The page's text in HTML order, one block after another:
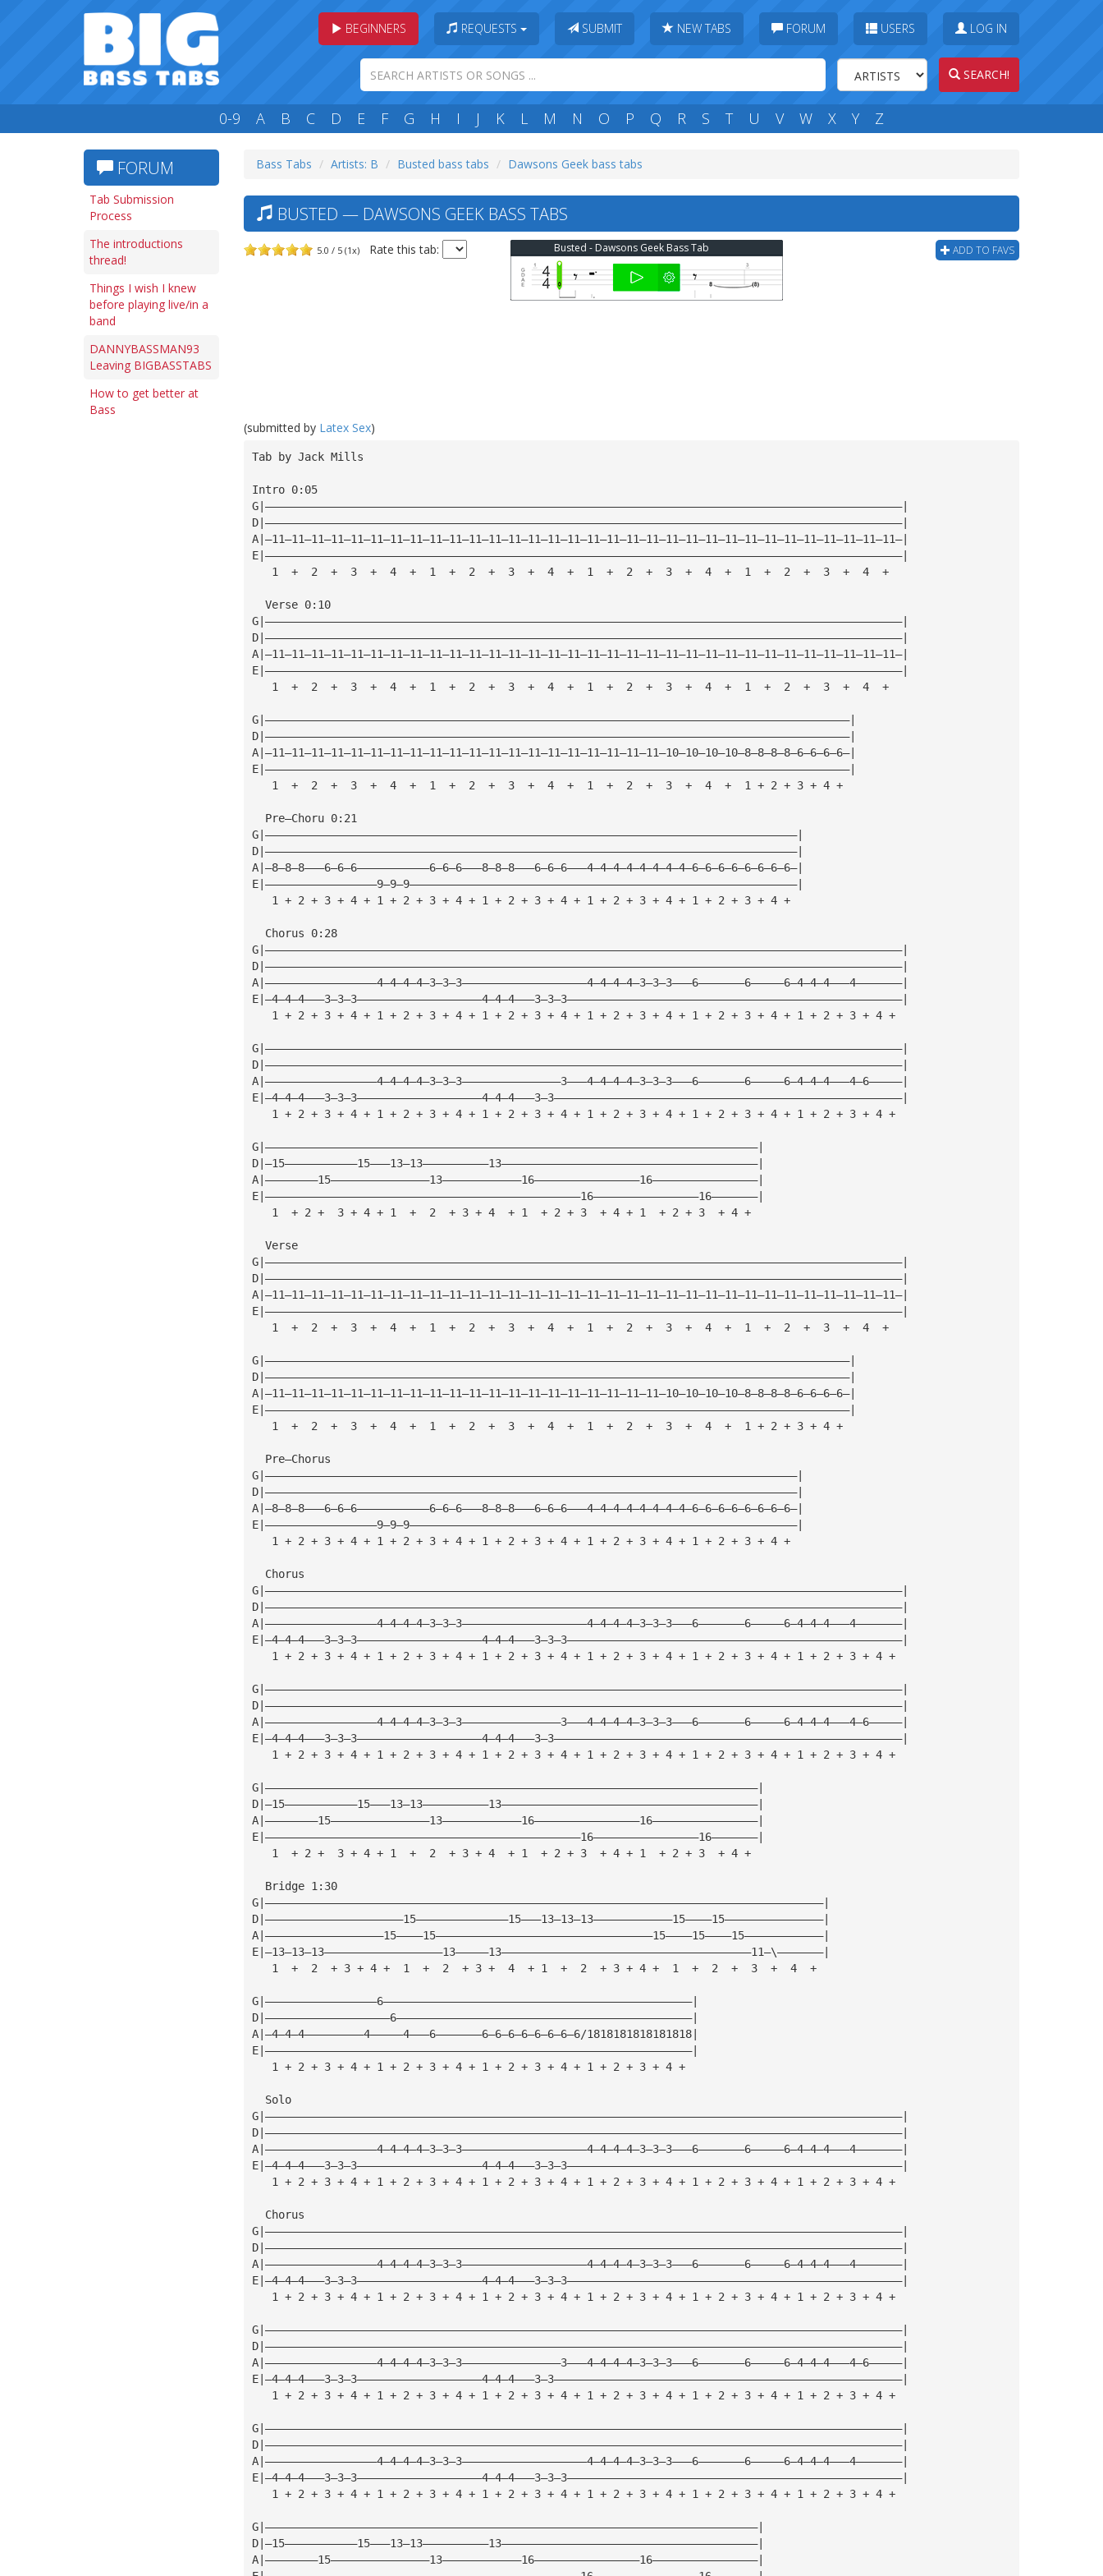
BEGINNERS REQUESTS SUBMIT NEW TABS FORUM USERS LOG IN
SEARCH!
0-9 A B C D E F G H I J K L M N O P Q R S T U V W X Y Z
FORUM
Tab Submission
Process
The introductions
thread!
Things I wish I knew
before playing live/in a
band
DANNYBASSMAN93
Leaving BIGBASSTABS
How to get better at
Bass
Bass Tabs Artists: B Busted bass tabs Dawsons Geek bass tabs
BUSTED — DAWSONS GEEK BASS TABS
5.0 / 5 (1x) Rate this tab: ADD TO FAVS
Busted - Dawsons Geek Bass Tab
(submitted by Latex Sex)
Tab by Jack Mills
Intro 0:05
G|—————————————————————————————————————————————————————————————————————————————————————————————————|
D|—————————————————————————————————————————————————————————————————————————————————————————————————|
A|—11—11—11—11—11—11—11—11—11—11—11—11—11—11—11—11—11—11—11—11—11—11—11—11—11—11—11—11—11—11—11—11—|
E|—————————————————————————————————————————————————————————————————————————————————————————————————|
   1  +  2  +  3  +  4  +  1  +  2  +  3  +  4  +  1  +  2  +  3  +  4  +  1  +  2  +  3  +  4  +
  Verse 0:10
G|—————————————————————————————————————————————————————————————————————————————————————————————————|
D|—————————————————————————————————————————————————————————————————————————————————————————————————|
A|—11—11—11—11—11—11—11—11—11—11—11—11—11—11—11—11—11—11—11—11—11—11—11—11—11—11—11—11—11—11—11—11—|
E|—————————————————————————————————————————————————————————————————————————————————————————————————|
   1  +  2  +  3  +  4  +  1  +  2  +  3  +  4  +  1  +  2  +  3  +  4  +  1  +  2  +  3  +  4  +
G|—————————————————————————————————————————————————————————————————————————————————————————|
D|—————————————————————————————————————————————————————————————————————————————————————————|
A|—11—11—11—11—11—11—11—11—11—11—11—11—11—11—11—11—11—11—11—11—10—10—10—10—8—8—8—8—6—6—6—6—|
E|—————————————————————————————————————————————————————————————————————————————————————————|
   1  +  2  +  3  +  4  +  1  +  2  +  3  +  4  +  1  +  2  +  3  +  4  +  1 + 2 + 3 + 4 +
  Pre—Choru 0:21
G|—————————————————————————————————————————————————————————————————————————————————|
D|—————————————————————————————————————————————————————————————————————————————————|
A|—8—8—8———6—6—6———————————6—6—6———8—8—8———6—6—6———4—4—4—4—4—4—4—4—6—6—6—6—6—6—6—6—|
E|—————————————————9—9—9———————————————————————————————————————————————————————————|
   1 + 2 + 3 + 4 + 1 + 2 + 3 + 4 + 1 + 2 + 3 + 4 + 1 + 2 + 3 + 4 + 1 + 2 + 3 + 4 +
  Chorus 0:28
G|—————————————————————————————————————————————————————————————————————————————————————————————————|
D|—————————————————————————————————————————————————————————————————————————————————————————————————|
A|—————————————————4—4—4—4—3—3—3———————————————————4—4—4—4—3—3—3———6———————6—————6—4—4—4———4———————|
E|—4—4—4———3—3—3———————————————————4—4—4———3—3—3———————————————————————————————————————————————————|
   1 + 2 + 3 + 4 + 1 + 2 + 3 + 4 + 1 + 2 + 3 + 4 + 1 + 2 + 3 + 4 + 1 + 2 + 3 + 4 + 1 + 2 + 3 + 4 +
G|—————————————————————————————————————————————————————————————————————————————————————————————————|
D|—————————————————————————————————————————————————————————————————————————————————————————————————|
A|—————————————————4—4—4—4—3—3—3———————————————3———4—4—4—4—3—3—3———6———————6—————6—4—4—4———4—6—————|
E|—4—4—4———3—3—3———————————————————4—4—4———3—3—————————————————————————————————————————————————————|
   1 + 2 + 3 + 4 + 1 + 2 + 3 + 4 + 1 + 2 + 3 + 4 + 1 + 2 + 3 + 4 + 1 + 2 + 3 + 4 + 1 + 2 + 3 + 4 +
G|———————————————————————————————————————————————————————————————————————————|
D|—15———————————15———13—13——————————13———————————————————————————————————————|
A|————————15———————————————13————————————16————————————————16————————————————|
E|————————————————————————————————————————————————16————————————————16———————|
   1  + 2 +  3 + 4 + 1  +  2  + 3 + 4  + 1  + 2 + 3  + 4 + 1  + 2 + 3  + 4 +
  Verse
G|—————————————————————————————————————————————————————————————————————————————————————————————————|
D|—————————————————————————————————————————————————————————————————————————————————————————————————|
A|—11—11—11—11—11—11—11—11—11—11—11—11—11—11—11—11—11—11—11—11—11—11—11—11—11—11—11—11—11—11—11—11—|
E|—————————————————————————————————————————————————————————————————————————————————————————————————|
   1  +  2  +  3  +  4  +  1  +  2  +  3  +  4  +  1  +  2  +  3  +  4  +  1  +  2  +  3  +  4  +
G|—————————————————————————————————————————————————————————————————————————————————————————|
D|—————————————————————————————————————————————————————————————————————————————————————————|
A|—11—11—11—11—11—11—11—11—11—11—11—11—11—11—11—11—11—11—11—11—10—10—10—10—8—8—8—8—6—6—6—6—|
E|—————————————————————————————————————————————————————————————————————————————————————————|
   1  +  2  +  3  +  4  +  1  +  2  +  3  +  4  +  1  +  2  +  3  +  4  +  1 + 2 + 3 + 4 +
  Pre—Chorus
G|—————————————————————————————————————————————————————————————————————————————————|
D|—————————————————————————————————————————————————————————————————————————————————|
A|—8—8—8———6—6—6———————————6—6—6———8—8—8———6—6—6———4—4—4—4—4—4—4—4—6—6—6—6—6—6—6—6—|
E|—————————————————9—9—9———————————————————————————————————————————————————————————|
   1 + 2 + 3 + 4 + 1 + 2 + 3 + 4 + 1 + 2 + 3 + 4 + 1 + 2 + 3 + 4 + 1 + 2 + 3 + 4 +
  Chorus
G|—————————————————————————————————————————————————————————————————————————————————————————————————|
D|—————————————————————————————————————————————————————————————————————————————————————————————————|
A|—————————————————4—4—4—4—3—3—3———————————————————4—4—4—4—3—3—3———6———————6—————6—4—4—4———4———————|
E|—4—4—4———3—3—3———————————————————4—4—4———3—3—3———————————————————————————————————————————————————|
   1 + 2 + 3 + 4 + 1 + 2 + 3 + 4 + 1 + 2 + 3 + 4 + 1 + 2 + 3 + 4 + 1 + 2 + 3 + 4 + 1 + 2 + 3 + 4 +
G|—————————————————————————————————————————————————————————————————————————————————————————————————|
D|—————————————————————————————————————————————————————————————————————————————————————————————————|
A|—————————————————4—4—4—4—3—3—3———————————————3———4—4—4—4—3—3—3———6———————6—————6—4—4—4———4—6—————|
E|—4—4—4———3—3—3———————————————————4—4—4———3—3—————————————————————————————————————————————————————|
   1 + 2 + 3 + 4 + 1 + 2 + 3 + 4 + 1 + 2 + 3 + 4 + 1 + 2 + 3 + 4 + 1 + 2 + 3 + 4 + 1 + 2 + 3 + 4 +
G|———————————————————————————————————————————————————————————————————————————|
D|—15———————————15———13—13——————————13———————————————————————————————————————|
A|————————15———————————————13————————————16————————————————16————————————————|
E|————————————————————————————————————————————————16————————————————16———————|
   1  + 2 +  3 + 4 + 1  +  2  + 3 + 4  + 1  + 2 + 3  + 4 + 1  + 2 + 3  + 4 +
  Bridge 1:30
G|—————————————————————————————————————————————————————————————————————————————————————|
D|—————————————————————15——————————————15———13—13—13————————————15————15———————————————|
A|——————————————————15————15—————————————————————————————————15————15————15————————————|
E|—13—13—13——————————————————13—————13——————————————————————————————————————11—\———————|
   1  +  2  + 3 + 4 +  1  +  2  + 3 +  4  + 1  +  2  + 3 + 4 +  1  +  2  +  3  +  4  +
G|—————————————————6———————————————————————————————————————————————|
D|———————————————————6—————————————————————————————————————————————|
A|—4—4—4—————————4—————4———6———————6—6—6—6—6—6—6—6/1818181818181818|
E|—————————————————————————————————————————————————————————————————|
   1 + 2 + 3 + 4 + 1 + 2 + 3 + 4 + 1 + 2 + 3 + 4 + 1 + 2 + 3 + 4 +
  Solo
G|—————————————————————————————————————————————————————————————————————————————————————————————————|
D|—————————————————————————————————————————————————————————————————————————————————————————————————|
A|—————————————————4—4—4—4—3—3—3———————————————————4—4—4—4—3—3—3———6———————6—————6—4—4—4———4———————|
E|—4—4—4———3—3—3———————————————————4—4—4———3—3—3———————————————————————————————————————————————————|
   1 + 2 + 3 + 4 + 1 + 2 + 3 + 4 + 1 + 2 + 3 + 4 + 1 + 2 + 3 + 4 + 1 + 2 + 3 + 4 + 1 + 2 + 3 + 4 +
  Chorus
G|—————————————————————————————————————————————————————————————————————————————————————————————————|
D|—————————————————————————————————————————————————————————————————————————————————————————————————|
A|—————————————————4—4—4—4—3—3—3———————————————————4—4—4—4—3—3—3———6———————6—————6—4—4—4———4———————|
E|—4—4—4———3—3—3———————————————————4—4—4———3—3—3———————————————————————————————————————————————————|
   1 + 2 + 3 + 4 + 1 + 2 + 3 + 4 + 1 + 2 + 3 + 4 + 1 + 2 + 3 + 4 + 1 + 2 + 3 + 4 + 1 + 2 + 3 + 4 +
G|—————————————————————————————————————————————————————————————————————————————————————————————————|
D|—————————————————————————————————————————————————————————————————————————————————————————————————|
A|—————————————————4—4—4—4—3—3—3———————————————3———4—4—4—4—3—3—3———6———————6—————6—4—4—4———4—6—————|
E|—4—4—4———3—3—3———————————————————4—4—4———3—3—————————————————————————————————————————————————————|
   1 + 2 + 3 + 4 + 1 + 2 + 3 + 4 + 1 + 2 + 3 + 4 + 1 + 2 + 3 + 4 + 1 + 2 + 3 + 4 + 1 + 2 + 3 + 4 +
G|—————————————————————————————————————————————————————————————————————————————————————————————————|
D|—————————————————————————————————————————————————————————————————————————————————————————————————|
A|—————————————————4—4—4—4—3—3—3———————————————————4—4—4—4—3—3—3———6———————6—————6—4—4—4———4———————|
E|—4—4—4———3—3—3———————————————————4—4—4———3—3—3———————————————————————————————————————————————————|
   1 + 2 + 3 + 4 + 1 + 2 + 3 + 4 + 1 + 2 + 3 + 4 + 1 + 2 + 3 + 4 + 1 + 2 + 3 + 4 + 1 + 2 + 3 + 4 +
G|———————————————————————————————————————————————————————————————————————————|
D|—15———————————15———13—13——————————13———————————————————————————————————————|
A|————————15———————————————13————————————16————————————————16————————————————|